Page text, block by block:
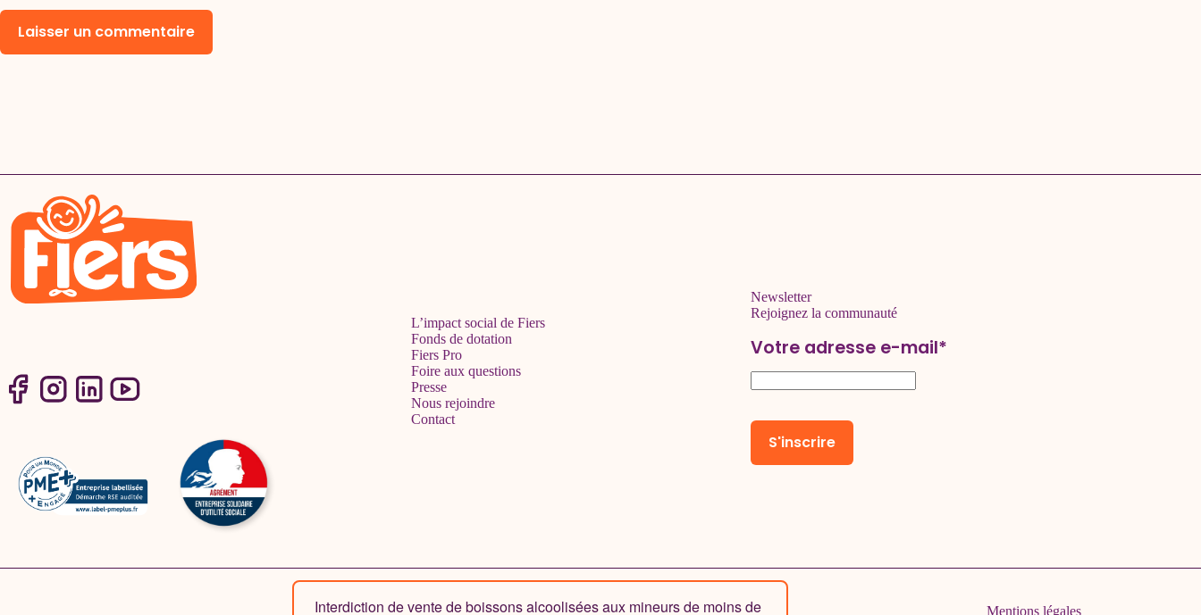
Laisser un commentaire
L’impact social de Fiers
Fonds de dotation
Fiers Pro
Foire aux questions
Presse
Nous rejoindre
Contact
Newsletter
Rejoignez la communauté
Votre adresse e-mail*
Interdiction de vente de boissons alcoolisées aux mineurs de moins de Mentions légales